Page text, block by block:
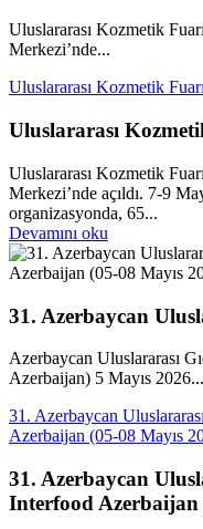
Uluslararası Kozmetik
Merkezi’nde...
Uluslararası Kozmetik
Uluslararası
Uluslararası Kozmetik
Merkezi’nde açıldı. 7-9
organizasyonda, 65...
Devamını oku
31. Azerbaycan
Azerbaycan Uluslararası
Azerbaijan) 5 Mayıs 2026...
31. Azerbaycan
Azerbaijan (05-08 Mayıs
31. Azerbaycan
Interfood Azerbaijan